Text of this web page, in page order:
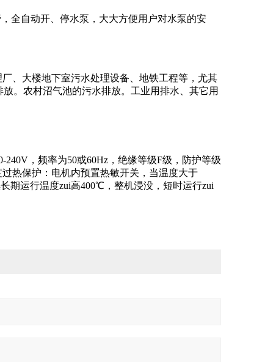
全自动开、停水泵，大大方便用户对水泵的安
、大楼地下室污水处理设备、地铁工程等，尤其
。农村沼气池的污水排放。工业用排水、其它用
，频率为50或60Hz，绝缘等级F级，防护等级
热保护：电机内预置热敏开关，当温度大于
期运行温度zui高400℃，整机浸没，短时运行zui